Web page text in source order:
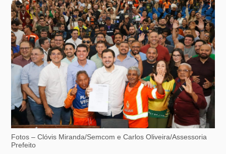
Fotos – Clóvis Miranda/Semcom e Carlos Oliveira/Assessoria
Prefeito